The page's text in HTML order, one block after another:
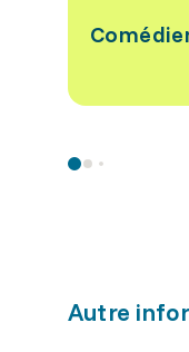
Autre